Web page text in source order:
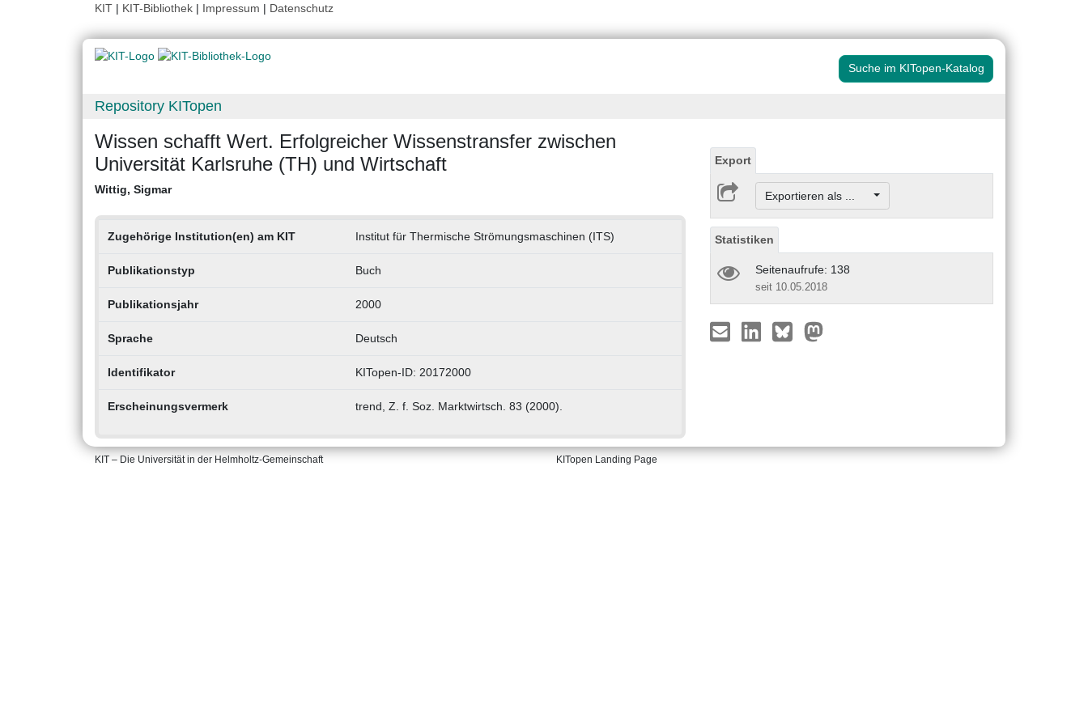
KIT | KIT-Bibliothek | Impressum | Datenschutz
Suche im KITopen-Katalog
Repository KITopen
Wissen schafft Wert. Erfolgreicher Wissenstransfer zwischen
Universität Karlsruhe (TH) und Wirtschaft
Wittig, Sigmar
Zugehörige Institution(en) am KIT Institut für Thermische Strömungsmaschinen (ITS)
Publikationstyp Buch
Publikationsjahr 2000
Sprache Deutsch
Identifikator KITopen-ID: 20172000
Erscheinungsvermerk trend, Z. f. Soz. Marktwirtsch. 83 (2000).
Export
Exportieren als ...
Statistiken
Seitenaufrufe: 138
seit 10.05.2018
KIT – Die Universität in der Helmholtz-Gemeinschaft KITopen Landing Page